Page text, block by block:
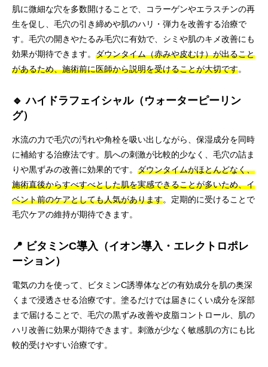
肌に微細な穴を多数開けることで、コラーゲンやエラスチンの再
生を促し、毛穴の引き締めや肌のハリ・弾力を改善する治療で
す。毛穴の開きやたるみ毛穴に有効で、シミや肌のキメ改善にも
効果が期待できます。 ダウンタイム（赤みや皮むけ）が出ること
があるため、施術前に医師から説明を受けることが大切です。
🔹 ハイドラフェイシャル（ウォーターピーリン
グ）
水流の力で毛穴の汚れや角栓を吸い出しながら、保湿成分を同時
に補給する治療法です。肌への刺激が比較的少なく、毛穴の詰ま
りや黒ずみの改善に効果的です。 ダウンタイムがほとんどなく、
施術直後からすべすべとした肌を実感できることが多いため、イ
ベント前のケアとしても人気があります。定期的に受けることで
毛穴ケアの維持が期待できます。
📍 ビタミンC導入（イオン導入・エレクトロポレ
ーション）
電気の力を使って、ビタミンC誘導体などの有効成分を肌の奥深
くまで浸透させる治療です。塗るだけでは届きにくい成分を深部
まで届けることで、毛穴の黒ずみ改善や皮脂コントロール、肌の
ハリ改善に効果が期待できます。刺激が少なく敏感肌の方にも比
較的受けやすい治療です。